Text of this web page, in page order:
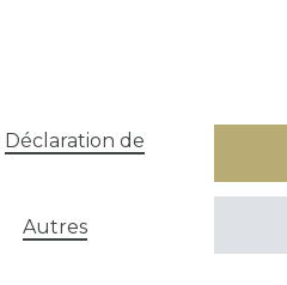
Conditions générales
Déclaration de
Autres